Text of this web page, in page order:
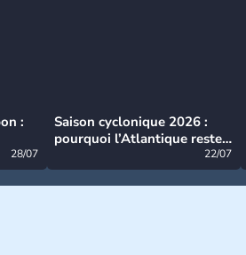
:
28/07
Saison cyclonique 2026 :
pourquoi l’Atlantique reste
22/07